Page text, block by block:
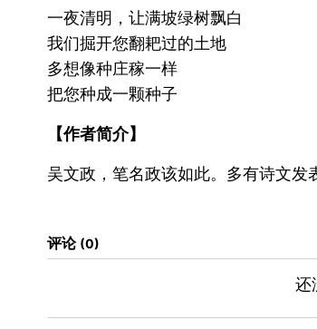
一夜清明，让满坡绿树飘白
我们掘开您翻耙过的土地
多想像种庄稼一样
把您种成一颗种子
【作者简介】
吴文政，笔名政该如此。多有诗文发
评论 0
还